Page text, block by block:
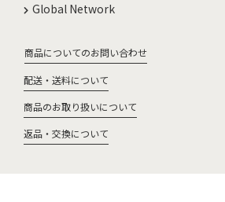
Global Network
商品についてのお問い合わせ
配送・送料について
商品のお取り扱いについて
返品・交換について